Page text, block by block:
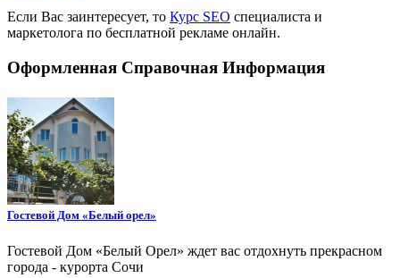
Если Вас заинтересует, то Курс SEO специалиста и
маркетолога по бесплатной рекламе онлайн.
Оформленная Справочная Информация
Гостевой Дом «Белый орел»
Гостевой Дом «Белый Орел» ждет вас отдохнуть прекрасном
города - курорта Сочи